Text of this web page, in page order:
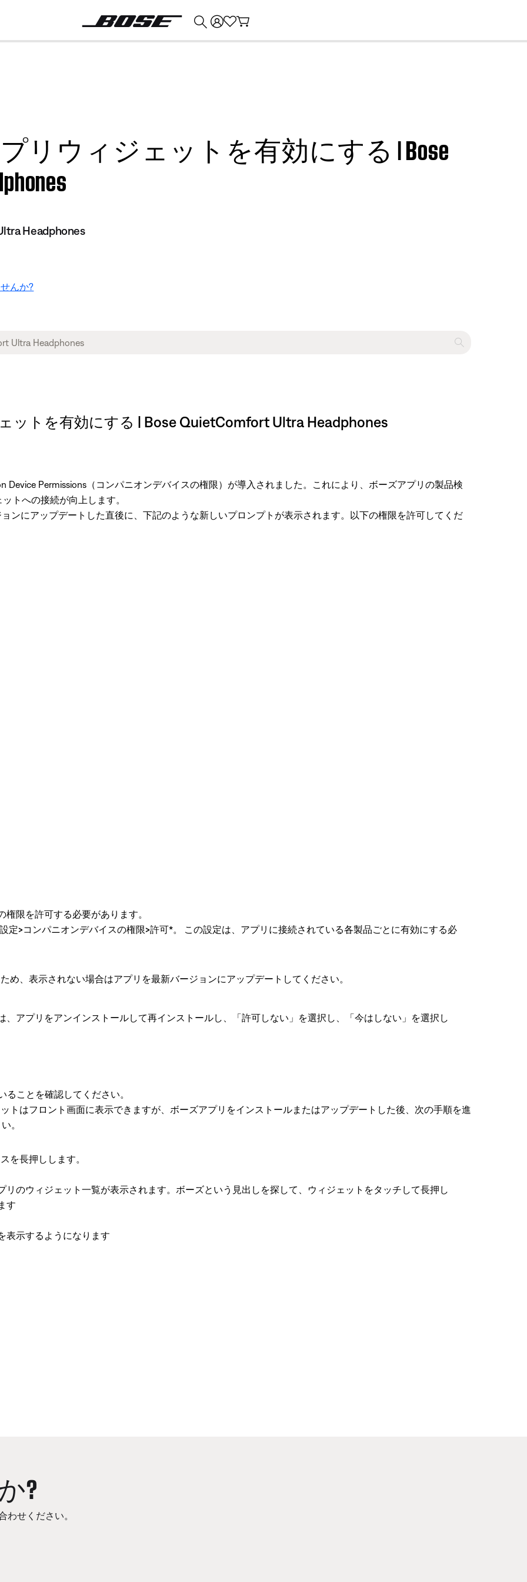
リウィジェットを有効にする | Bose
Headphones
んか?
トを有効にする | Bose QuietComfort Ultra Headphones
Device Permissions（コンパニオンデバイスの権限）が導入されました。これにより、ボーズアプリの製品検
トへの接続が向上します。
ンにアップデートした直後に、下記のような新しいプロンプトが表示されます。以下の権限を許可してくだ
限を許可する必要があります。
定>コンパニオンデバイスの権限>許可*。
この設定は、アプリに接続されている各製品ごとに有効にする必
め、表示されない場合はアプリを最新バージョンにアップデートしてください。
アプリをアンインストールして再インストールし、「許可しない」を選択し、「今はしない」を選択し
ることを確認してください。
トはフロント画面に表示できますが、ボーズアプリをインストールまたはアップデートした後、次の手順を進
。
を長押しします。
のウィジェット一覧が表示されます。ボーズという見出しを探して、ウィジェットをタッチして長押し
す
表示するようになります
?
わせください。